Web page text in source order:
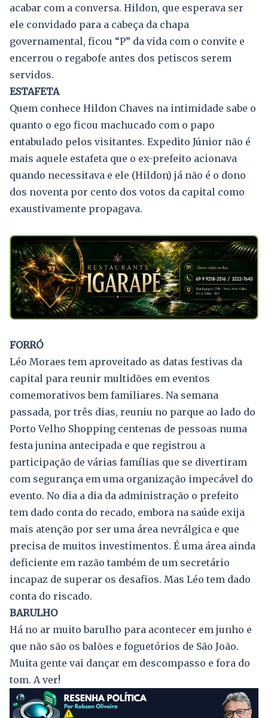
acabar com a conversa. Hildon, que esperava ser
ele convidado para a cabeça da chapa
governamental, ficou “P” da vida com o convite e
encerrou o regabofe antes dos petiscos serem
servidos.
ESTAFETA
Quem conhece Hildon Chaves na intimidade sabe o
quanto o ego ficou machucado com o papo
entabulado pelos visitantes. Expedito Júnior não é
mais aquele estafeta que o ex-prefeito acionava
quando necessitava e ele (Hildon) já não é o dono
dos noventa por cento dos votos da capital como
exaustivamente propagava.
FORRÓ
Léo Moraes tem aproveitado as datas festivas da
capital para reunir multidões em eventos
comemorativos bem familiares. Na semana
passada, por três dias, reuniu no parque ao lado do
Porto Velho Shopping centenas de pessoas numa
festa junina antecipada e que registrou a
participação de várias famílias que se divertiram
com segurança em uma organização impecável do
evento. No dia a dia da administração o prefeito
tem dado conta do recado, embora na saúde exija
mais atenção por ser uma área nevrálgica e que
precisa de muitos investimentos. É uma área ainda
deficiente em razão também de um secretário
incapaz de superar os desafios. Mas Léo tem dado
conta do riscado.
BARULHO
Há no ar muito barulho para acontecer em junho e
que não são os balões e foguetórios de São João.
Muita gente vai dançar em descompasso e fora do
tom. A ver!